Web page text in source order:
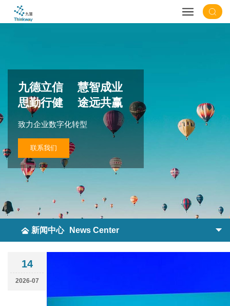
九德立信 慧智成业
思勤行健 途远共赢
致力企业数字化转型
联系我们
新闻中心 News Center
14
2026-07